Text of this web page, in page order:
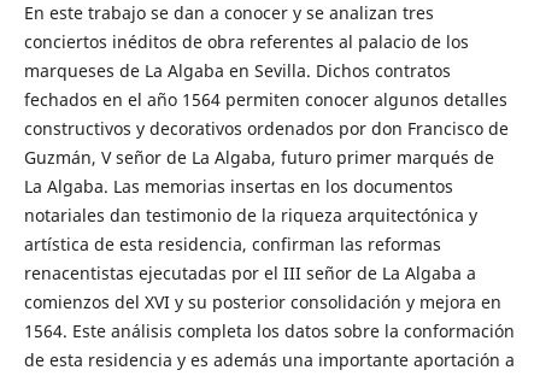
En este trabajo se dan a conocer y se analizan tres
conciertos inéditos de obra referentes al palacio de los
marqueses de La Algaba en Sevilla. Dichos contratos
fechados en el año 1564 permiten conocer algunos detalles
constructivos y decorativos ordenados por don Francisco de
Guzmán, V señor de La Algaba, futuro primer marqués de
La Algaba. Las memorias insertas en los documentos
notariales dan testimonio de la riqueza arquitectónica y
artística de esta residencia, confirman las reformas
renacentistas ejecutadas por el III señor de La Algaba a
comienzos del XVI y su posterior consolidación y mejora en
1564. Este análisis completa los datos sobre la conformación
de esta residencia y es además una importante aportación a